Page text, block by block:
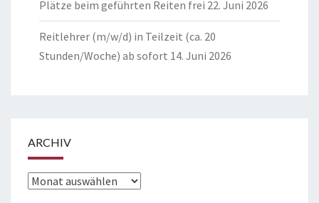
Plätze beim geführten Reiten frei 22. Juni 2026
Reitlehrer (m/w/d) in Teilzeit (ca. 20
Stunden/Woche) ab sofort 14. Juni 2026
ARCHIV
Archiv